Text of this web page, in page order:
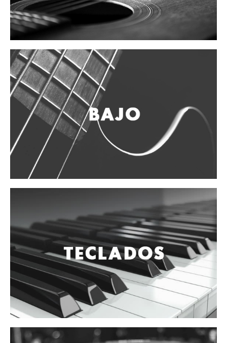
Bombos
Multi-tenores
Platillos
Baquetas, mazos y bolillos
Pergaminos
Liras
Guiros
Vientos
Accesorios
Micrófonos
Mano alámbrico
Instrumento alámbrico
Inalámbrico diadema y solapa
Inalámbrico para instrumento
Estudio
Corro y escenario
Instalaciones
Cámara, computadora y celular
Pedestales y soportes
Accesorios